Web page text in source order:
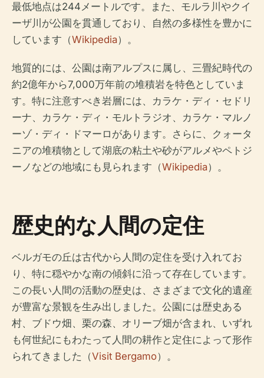
最低地点は244メートルです。また、モルラ川やクイ
ーザ川が公園を貫通しており、自然の多様性を豊かに
しています（Wikipedia）。
地質的には、公園は南アルプスに属し、三畳紀時代の
約2億年から7,000万年前の堆積岩を特色としていま
す。特に注意すべき岩層には、カラケ・ディ・セドリ
ーナ、カラケ・ディ・モルトラジオ、カラケ・マルノ
ーゾ・ディ・ドマーロがあります。さらに、クォータ
ニアの堆積物として湖底の粘土や砂がアルメやペトジ
ーノなどの地域にも見られます（Wikipedia）。
歴史的な人間の定住
ベルガモの丘は古代から人間の定住を受け入れてお
り、特に穏やかな南の傾斜に沿って存在しています。
この長い人間の活動の歴史は、さまざまで文化的遺産
が豊富な景観を生み出しました。公園には歴史ある
村、ブドウ畑、栗の森、オリーブ畑が含まれ、いずれ
も何世紀にもわたって人間の耕作と定住によって形作
られてきました（Visit Bergamo）。